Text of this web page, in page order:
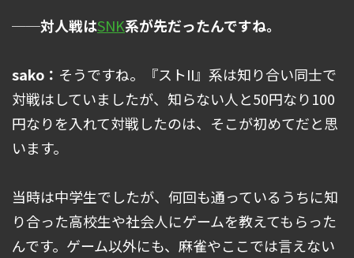
──対人戦はSNK系が先だったんですね。
sako： そうですね。『ストII』系は知り合い同士で
対戦はしていましたが、知らない人と50円なり100
円なりを入れて対戦したのは、そこが初めてだと思
います。
当時は中学生でしたが、何回も通っているうちに知
り合った高校生や社会人にゲームを教えてもらった
んです。ゲーム以外にも、麻雀やここでは言えない